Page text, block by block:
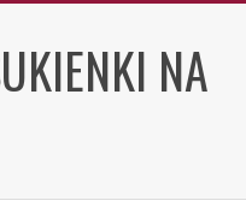
NA